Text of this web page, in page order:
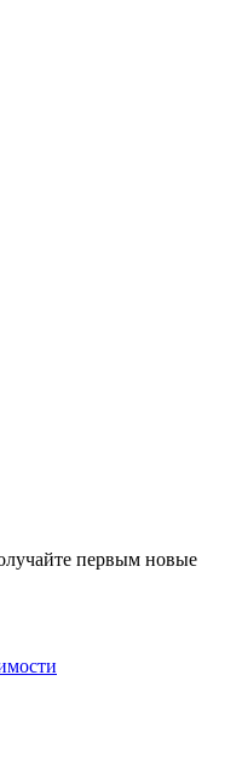
первым новые